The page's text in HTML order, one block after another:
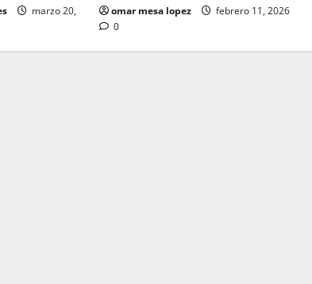
marzo 20,
omar mesa lopez
febrero 11, 2026
0